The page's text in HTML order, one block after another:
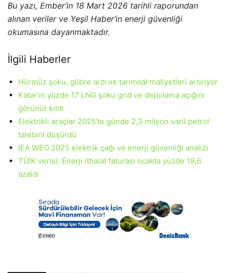
Bu yazı, Ember’in 18 Mart 2026 tarihli raporundan
alınan veriler ve Yeşil Haber’in enerji güvenliği
okumasına dayanmaktadır.
İlgili Haberler
Hürmüz şoku, gübre arzı ve tarımsal maliyetleri artırıyor
Katar’ın yüzde 17 LNG şoku grid ve depolama açığını
görünür kıldı
Elektrikli araçlar 2025’te günde 2,3 milyon varil petrol
talebini düşürdü
IEA WEO 2025 elektrik çağı ve enerji güvenliği analizi
TÜİK verisi: Enerji ithalat faturası ocakta yüzde 19,6
azaldı